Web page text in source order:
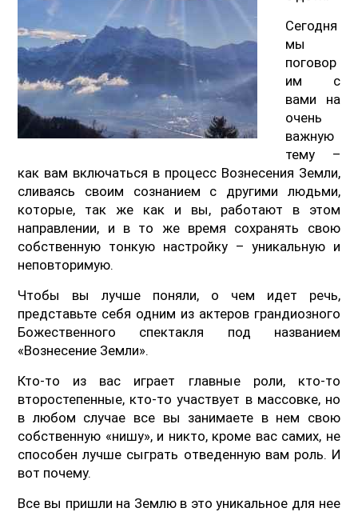
Сегодня
мы
поговор
им с
вами на
очень
важную
тему –
как вам включаться в процесс Вознесения Земли,
сливаясь своим сознанием с другими людьми,
которые, так же как и вы, работают в этом
направлении, и в то же время сохранять свою
собственную тонкую настройку – уникальную и
неповторимую.
Чтобы вы лучше поняли, о чем идет речь,
представьте себя одним из актеров грандиозного
Божественного спектакля под названием
«Вознесение Земли».
Кто-то из вас играет главные роли, кто-то
второстепенные, кто-то участвует в массовке, но
в любом случае все вы занимаете в нем свою
собственную «нишу», и никто, кроме вас самих, не
способен лучше сыграть отведенную вам роль. И
вот почему.
Все вы пришли на Землю в это уникальное для нее